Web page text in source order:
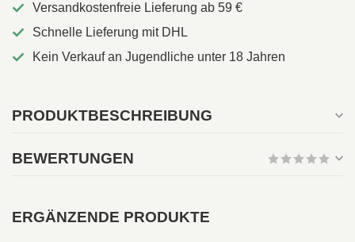
Versandkostenfreie Lieferung ab 59 €
Schnelle Lieferung mit DHL
Kein Verkauf an Jugendliche unter 18 Jahren
PRODUKTBESCHREIBUNG
BEWERTUNGEN
ERGÄNZENDE PRODUKTE